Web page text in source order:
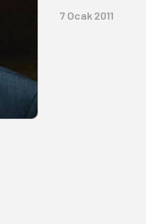
7 Ocak 2011